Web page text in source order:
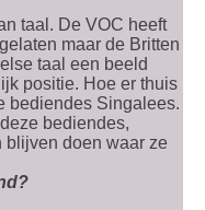
taal. De VOC heeft
maar de Britten
taal een beeld
positie. Hoe er thuis
bediendes Singalees.
bediendes,
blijven doen waar ze